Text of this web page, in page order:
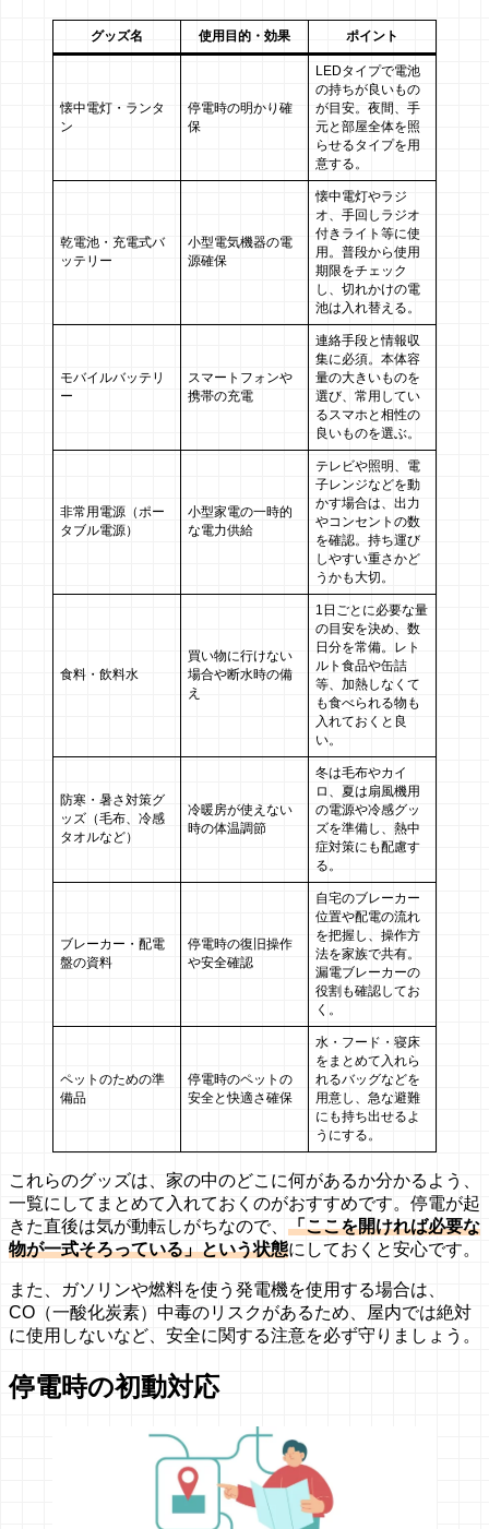
グッズ名 使用目的・効果 ポイント
懐中電灯・ランタ
ン
停電時の明かり確
保
LEDタイプで電池
の持ちが良いもの
が目安。夜間、手
元と部屋全体を照
らせるタイプを用
意する。
乾電池・充電式バ
ッテリー
小型電気機器の電
源確保
懐中電灯やラジ
オ、手回しラジオ
付きライト等に使
用。普段から使用
期限をチェック
し、切れかけの電
池は入れ替える。
モバイルバッテリ
ー
スマートフォンや
携帯の充電
連絡手段と情報収
集に必須。本体容
量の大きいものを
選び、常用してい
るスマホと相性の
良いものを選ぶ。
非常用電源（ポー
タブル電源）
小型家電の一時的
な電力供給
テレビや照明、電
子レンジなどを動
かす場合は、出力
やコンセントの数
を確認。持ち運び
しやすい重さかど
うかも大切。
食料・飲料水
買い物に行けない
場合や断水時の備
え
1日ごとに必要な量
の目安を決め、数
日分を常備。レト
ルト食品や缶詰
等、加熱しなくて
も食べられる物も
入れておくと良
い。
防寒・暑さ対策グ
ッズ（毛布、冷感
タオルなど）
冷暖房が使えない
時の体温調節
冬は毛布やカイ
ロ、夏は扇風機用
の電源や冷感グッ
ズを準備し、熱中
症対策にも配慮す
る。
ブレーカー・配電
盤の資料
停電時の復旧操作
や安全確認
自宅のブレーカー
位置や配電の流れ
を把握し、操作方
法を家族で共有。
漏電ブレーカーの
役割も確認してお
く。
ペットのための準
備品
停電時のペットの
安全と快適さ確保
水・フード・寝床
をまとめて入れら
れるバッグなどを
用意し、急な避難
にも持ち出せるよ
うにする。
これらのグッズは、家の中のどこに何があるか分かるよう、
一覧にしてまとめて入れておくのがおすすめです。停電が起
きた直後は気が動転しがちなので、 「ここを開ければ必要な
物が一式そろっている」という状態にしておくと安心です。
また、ガソリンや燃料を使う発電機を使用する場合は、
CO（一酸化炭素）中毒のリスクがあるため、屋内では絶対
に使用しないなど、安全に関する注意を必ず守りましょう。
停電時の初動対応